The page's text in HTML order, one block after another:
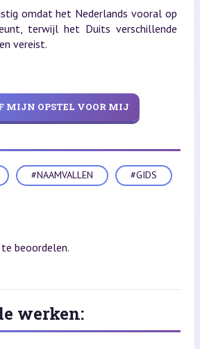
omdat het Nederlands vooral op
terwijl het Duits verschillende
vereist.
MIJN OPSTEL VOOR MIJ
#NAAMVALLEN #GIDS
beoordelen.
werken: